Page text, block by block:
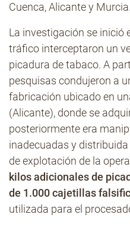
Cuenca, Alicante y Murcia.
La investigación se inició
tráfico interceptaron un
picadura de tabaco. A
pesquisas condujeron a
fabricación ubicado en
(Alicante), donde se
posteriormente era
inadecuadas y
de explotación de la
kilos adicionales de
de 1.000 cajetillas
utilizada para el